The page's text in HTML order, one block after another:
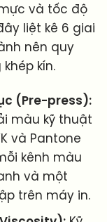
và tốc độ
liệt kê 6 giai
nên quy
kín.
(Pre-press):
màu kỹ thuật
và Pantone
kênh màu
và một
trên máy in.